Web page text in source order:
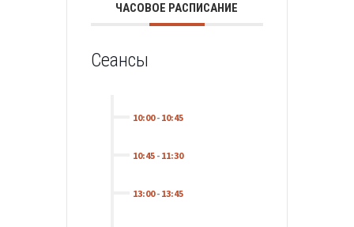
ЧАСОВОЕ РАСПИСАНИЕ
Сеансы
10:00- 10:45
10:45- 11:30
13:00- 13:45